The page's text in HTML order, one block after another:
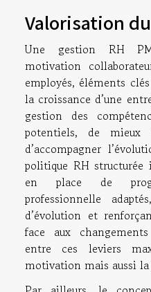
Valorisation
Une gestion RH
motivation
employés, éléments
la croissance d’une
gestion des
potentiels, de mieux
d’accompagner
politique RH
en place de
professionnelle
d’évolution et
face aux
entre ces leviers
motivation mais aussi